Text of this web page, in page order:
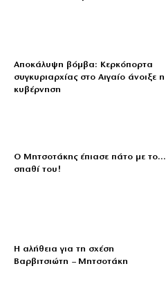
Αποκάλυψη βόμβα: Κερκόπορτα
συγκυριαρχίας στο Αιγαίο άνοιξε η
κυβέρνηση
Ο Μητσοτάκης έπιασε πάτο με το…
σπαθί του!
Η αλήθεια για τη σχέση
Βαρβιτσιώτη – Μητσοτάκη